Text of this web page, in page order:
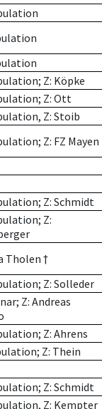
Z: Köpke
Z: Ott
Z: Stoib
Z: FZ Mayen
Z: Schmidt
Z:
Tholen †
Z: Solleder
Z: Andreas
Z: Ahrens
Z: Thein
Z: Schmidt
Z: Kempter